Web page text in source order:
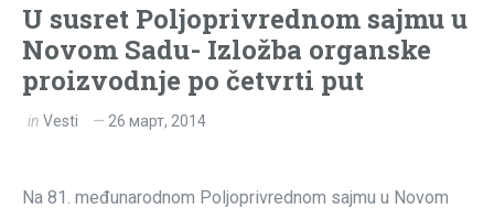
U susret Poljoprivrednom sajmu u
Novom Sadu- Izložba organske
proizvodnje po četvrti put
in Vesti 26 март, 2014
Na 81. međunarodnom Poljoprivrednom sajmu u Novom